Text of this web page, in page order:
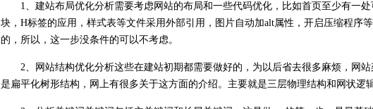
1、建站布局优化分析需要考虑网站的布局和一些代码优化，比如首页至少有一
块，H标签的应用，样式表等文件采用外部引用，图片自动加alt属性，开启压缩程序
的，所以，这一步没条件的可以不考虑。
2、网站结构优化分析这些在建站初期都需要做好的，为以后省去很多麻烦，网
是扁平化树形结构，网上有很多关于这方面的介绍。主要就是三层物理结构和网状逻